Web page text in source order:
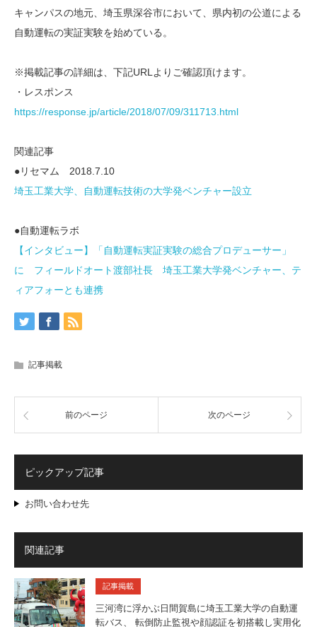
キャンパスの地元、埼玉県深谷市において、県内初の公道による
自動運転の実証実験を始めている。
※掲載記事の詳細は、下記URLよりご確認頂けます。
・レスポンス
https://response.jp/article/2018/07/09/311713.html
関連記事
●リセマム 2018.7.10
埼玉工業大学、自動運転技術の大学発ベンチャー設立
●自動運転ラボ
【インタビュー】「自動運転実証実験の総合プロデューサー」
に フィールドオート渡部社長 埼玉工業大学発ベンチャー、テ
ィアフォーとも連携
記事掲載
前のページ 次のページ
ピックアップ記事
お問い合わせ先
関連記事
記事掲載
三河湾に浮かぶ日間賀島に埼玉工業大学の自動運
転バス、 転倒防止監視や顔認証を初搭載し実用化